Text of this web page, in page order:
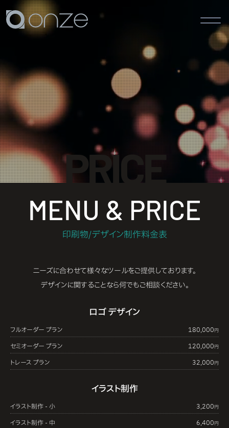
PRICE
印刷物/デザイン制作料金表
MENU & PRICE
ニーズに合わせて様々なツールをご提供しております。
デザインに関することなら何でもご相談ください。
ロゴ デザイン
フルオーダー プラン 180,000円
セミオーダー プラン 120,000円
トレース プラン 32,000円
イラスト制作
イラスト制作 - 小 3,200円
イラスト制作 - 中 6,400円